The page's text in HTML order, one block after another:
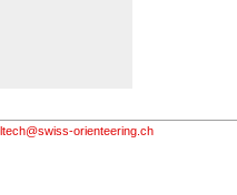
orienteering.ch